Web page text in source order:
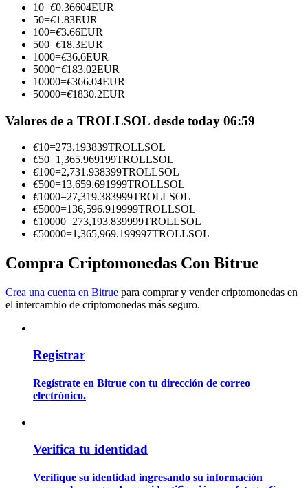
Conviértete en un Trader de Copia
Disfruta del reparto de beneficios y comisiones de copy trading
Información
Guía
10=€0.36604EUR
50=€1.83EUR
100=€3.66EUR
500=€18.3EUR
1000=€36.6EUR
5000=€183.02EUR
10000=€366.04EUR
50000=€1830.2EUR
Valores de a TROLLSOL desde today 06:59
€10=273.193839TROLLSOL
€50=1,365.969199TROLLSOL
€100=2,731.938399TROLLSOL
€500=13,659.691999TROLLSOL
€1000=27,319.383999TROLLSOL
€5000=136,596.919999TROLLSOL
€10000=273,193.839999TROLLSOL
€50000=1,365,969.199997TROLLSOL
Compra Criptomonedas Con Bitrue
Crea una cuenta en Bitrue para comprar y vender criptomonedas en
el intercambio de criptomonedas más seguro.
Registrar
Regístrate en Bitrue con tu dirección de correo
electrónico.
Verifica tu identidad
Verifique su identidad ingresando su información